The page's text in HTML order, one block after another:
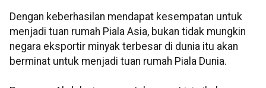
Dengan keberhasilan mendapat kesempatan untuk
menjadi tuan rumah Piala Asia, bukan tidak mungkin
negara eksportir minyak terbesar di dunia itu akan
berminat untuk menjadi tuan rumah Piala Dunia.